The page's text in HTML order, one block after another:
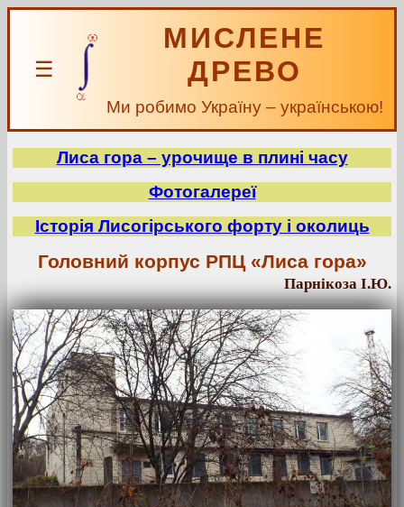
☰
МИСЛЕНЕ
ДРЕВО
Ми робимо Україну – українською!
Лиса гора – урочище в плині часу
Фотогалереї
Історія Лисогірського форту і околиць
Головний корпус РПЦ «Лиса гора»
Парнікоза І.Ю.